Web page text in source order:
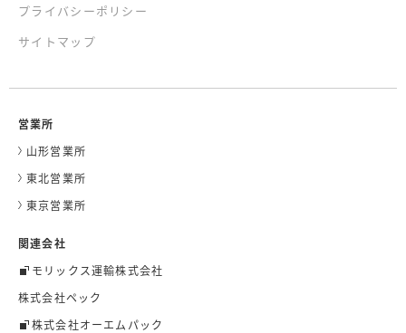
プライバシーポリシー
サイトマップ
営業所
山形営業所
東北営業所
東京営業所
関連会社
モリックス運輸株式会社
株式会社ペック
株式会社オーエムパック